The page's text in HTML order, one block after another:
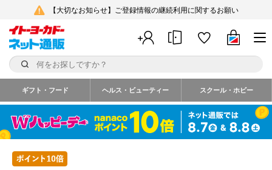
【大切なお知らせ】ご登録情報の継続利用に関するお願い
ギフト・フード ヘルス・ビューティー スクール・ホビー